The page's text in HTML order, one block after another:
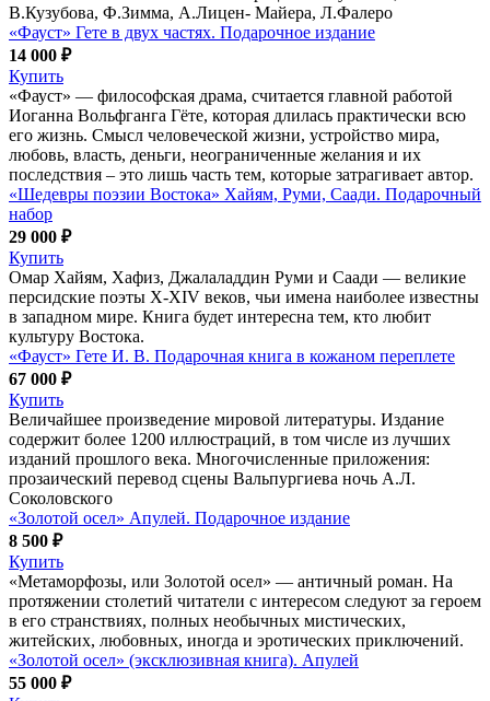
В.Кузубова, Ф.Зимма, А.Лицен- Майера, Л.Фалеро
«Фауст» Гете в двух частях. Подарочное издание
14 000 ₽
Купить
«Фауст» — философская драма, считается главной работой
Иоганна Вольфганга Гёте, которая длилась практически всю
его жизнь. Смысл человеческой жизни, устройство мира,
любовь, власть, деньги, неограниченные желания и их
последствия – это лишь часть тем, которые затрагивает автор.
«Шедевры поэзии Востока» Хайям, Руми, Саади. Подарочный
набор
29 000 ₽
Купить
Омар Хайям, Хафиз, Джалаладдин Руми и Саади — великие
персидские поэты X-XIV веков, чьи имена наиболее известны
в западном мире. Книга будет интересна тем, кто любит
культуру Востока.
«Фауст» Гете И. В. Подарочная книга в кожаном переплете
67 000 ₽
Купить
Величайшее произведение мировой литературы. Издание
содержит более 1200 иллюстраций, в том числе из лучших
изданий прошлого века. Многочисленные приложения:
прозаический перевод сцены Вальпургиева ночь А.Л.
Соколовского
«Золотой осел» Апулей. Подарочное издание
8 500 ₽
Купить
«Метаморфозы, или Золотой осел» — античный роман. На
протяжении столетий читатели с интересом следуют за героем
в его странствиях, полных необычных мистических,
житейских, любовных, иногда и эротических приключений.
«Золотой осел» (эксклюзивная книга). Апулей
55 000 ₽